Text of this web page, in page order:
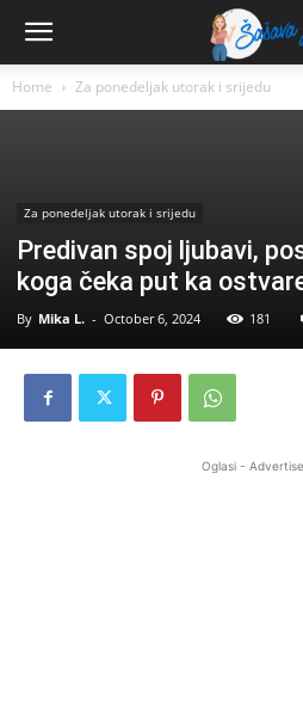
Home Za ponedeljak utorak i srijedu
Za ponedeljak utorak i srijedu
Predivan spoj ljubavi,
koga čeka put ka
By Mika L. - October 6, 2024 181
Oglasi -